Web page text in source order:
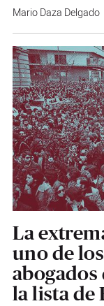
Mario Daza Delgado
La
uno de
abogados
la lista de